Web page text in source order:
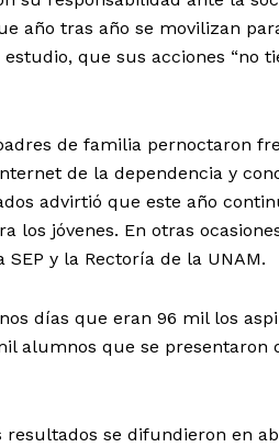
año tras año se movilizan
que sus acciones “no
de familia pernoctaron
de la dependencia y
advirtió que este año
los jóvenes. En otras
y la Rectoría de la UNAM.
días que eran 96 mil los
alumnos que se presentaron
se difundieron en